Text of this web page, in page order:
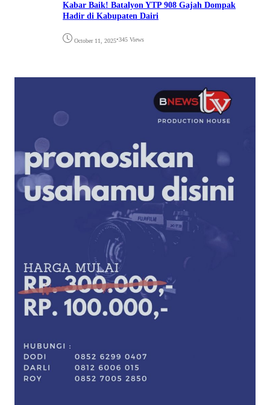
Kabar Baik! Batalyon YTP 908 Gajah Dompak
Hadir di Kabupaten Dairi
October 11, 2025•345 Views